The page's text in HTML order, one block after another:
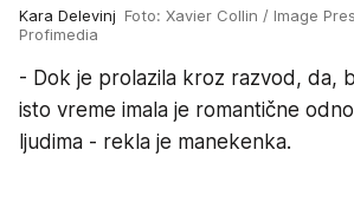
Kara Delevinj Foto: Xavier Collin / Image
Profimedia
- Dok je prolazila kroz razvod, da,
isto vreme imala je romantične
ljudima - rekla je manekenka.